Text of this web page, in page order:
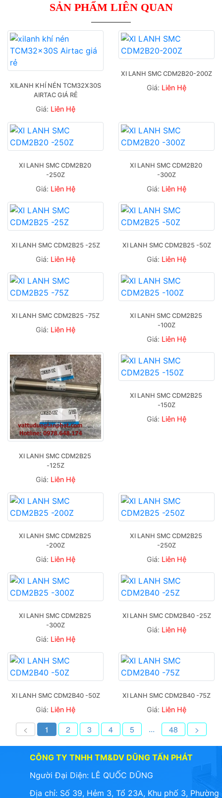
SẢN PHẨM LIÊN QUAN
XILANH KHÍ NÉN TCM32X30S
AIRTAC GIÁ RẺ
Giá: Liên Hệ
XI LANH SMC CDM2B20-200Z
Giá: Liên Hệ
XI LANH SMC CDM2B20
-250Z
Giá: Liên Hệ
XI LANH SMC CDM2B20
-300Z
Giá: Liên Hệ
XI LANH SMC CDM2B25 -25Z
Giá: Liên Hệ
XI LANH SMC CDM2B25 -50Z
Giá: Liên Hệ
XI LANH SMC CDM2B25 -75Z
Giá: Liên Hệ
XI LANH SMC CDM2B25
-100Z
Giá: Liên Hệ
XI LANH SMC CDM2B25
-125Z
Giá: Liên Hệ
XI LANH SMC CDM2B25
-150Z
Giá: Liên Hệ
XI LANH SMC CDM2B25
-200Z
Giá: Liên Hệ
XI LANH SMC CDM2B25
-250Z
Giá: Liên Hệ
XI LANH SMC CDM2B25
-300Z
Giá: Liên Hệ
XI LANH SMC CDM2B40 -25Z
Giá: Liên Hệ
XI LANH SMC CDM2B40 -50Z
Giá: Liên Hệ
XI LANH SMC CDM2B40 -75Z
Giá: Liên Hệ
< 1 2 3 4 5 ... 48 >
CÔNG TY TNHH TM&DV DŨNG TẤN PHÁT
Người Đại Diện: LÊ QUỐC DŨNG
Địa chỉ: Số 39, Hẻm 3, Tổ 23A, Khu phố 3, Phường